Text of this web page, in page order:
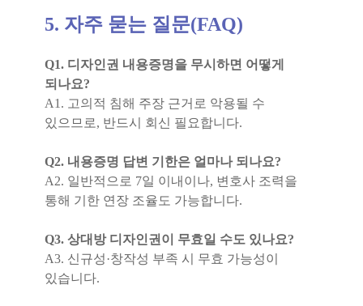
5. 자주 묻는 질문(FAQ)
Q1. 디자인권 내용증명을 무시하면 어떻게
되나요?
A1. 고의적 침해 주장 근거로 악용될 수
있으므로, 반드시 회신 필요합니다.
Q2. 내용증명 답변 기한은 얼마나 되나요?
A2. 일반적으로 7일 이내이나, 변호사 조력을
통해 기한 연장 조율도 가능합니다.
Q3. 상대방 디자인권이 무효일 수도 있나요?
A3. 신규성·창작성 부족 시 무효 가능성이
있습니다.